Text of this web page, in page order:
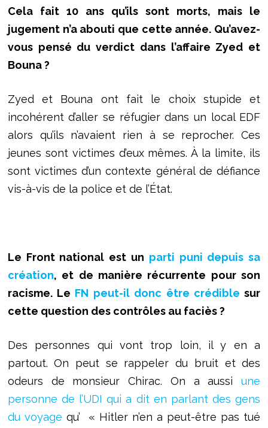
Cela fait 10 ans qu’ils sont morts, mais le
jugement n’a abouti que cette année. Qu’avez-
vous pensé du verdict dans l’affaire Zyed et
Bouna ?
Zyed et Bouna ont fait le choix stupide et
incohérent d’aller se réfugier dans un local EDF
alors qu’ils n’avaient rien à se reprocher. Ces
jeunes sont victimes d’eux mêmes. À la limite, ils
sont victimes d’un contexte général de défiance
vis-à-vis de la police et de l’État.
Le Front national est un parti puni depuis sa
création, et de manière récurrente pour son
racisme. Le FN peut-il donc être crédible sur
cette question des contrôles au faciès ?
Des personnes qui vont trop loin, il y en a
partout. On peut se rappeler du bruit et des
odeurs de monsieur Chirac. On a aussiune
personne de l’UDI qui a dit en parlant des gens
du voyage qu’ « Hitler n’en a peut-être pas tué